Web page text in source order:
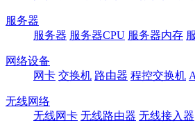
服务器
服务器 服务器CPU 服务器内存
网络设备
网卡 交换机 路由器 程控交换机
无线网络
无线网卡 无线路由器 无线接入器